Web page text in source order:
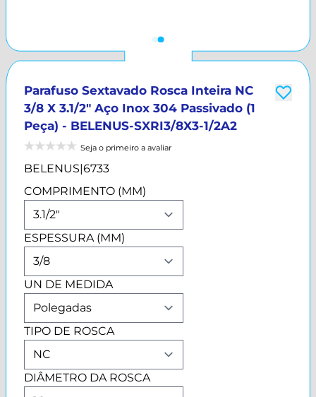
Parafuso Sextavado Rosca Inteira NC
3/8 X 3.1/2" Aço Inox 304 Passivado (1
Peça) - BELENUS-SXRI3/8X3-1/2A2
Seja o primeiro a avaliar
BELENUS|6733
COMPRIMENTO (MM)
ESPESSURA (MM)
UN DE MEDIDA
TIPO DE ROSCA
DIÂMETRO DA ROSCA